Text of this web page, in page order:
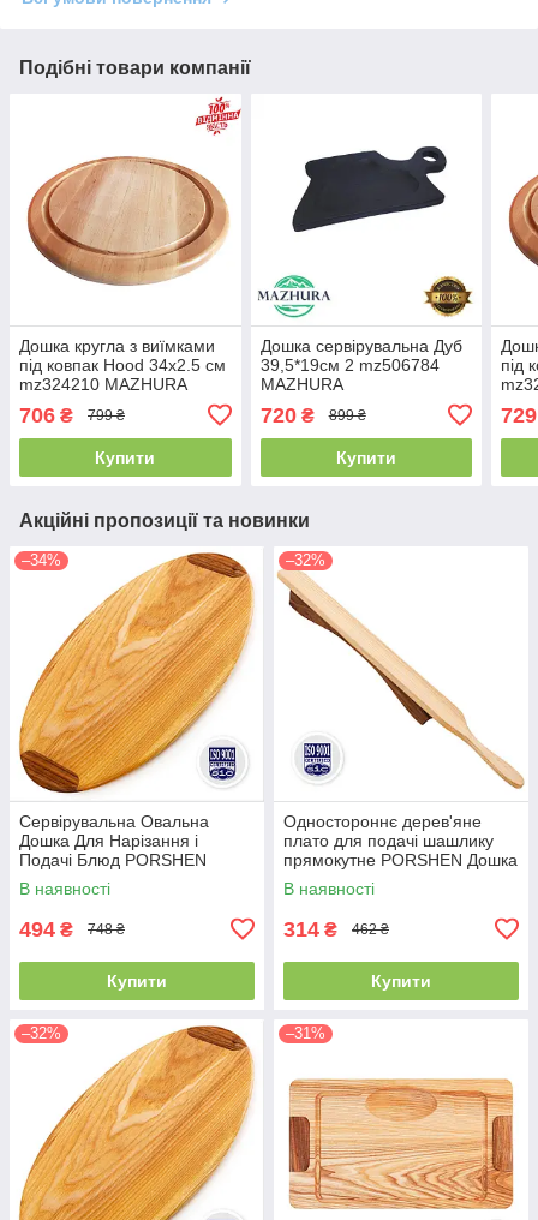
Подібні товари компанії
Дошка кругла з виїмками
під ковпак Hood 34х2.5 см
mz324210 MAZHURA
706 ₴ 799 ₴
Купити
Дошка сервірувальна Дуб
39,5*19см 2 mz506784
MAZHURA
720₴ 899 ₴
Купити
під
729
Акційні пропозиції та новинки
–34%
Сервірувальна Овальна
Дошка Для Нарізання і
Подачі Блюд PORSHEN
Дерев'яна З Ясена І Горіха
49 х 28 х 1.8 см (DNP 008)
В наявності
494 ₴ 748 ₴
Купити
–32%
Одностороннє дерев'яне
плато для подачі шашлику
прямокутне PORSHEN Дошка
для сервірування 55 х 5 см
(DP 008)
В наявності
314 ₴ 462 ₴
Купити
–32% –31%